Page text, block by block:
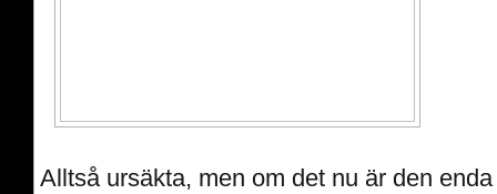
Alltså ursäkta, men om det nu är den